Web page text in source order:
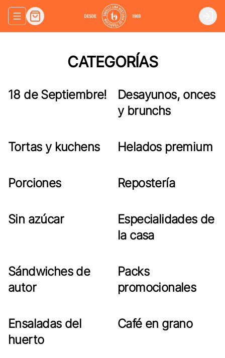
Abrir menu de navegación Login
CATEGORÍAS
18 de Septiembre!
Desayunos, onces
y brunchs
Tortas y kuchens Helados premium
Porciones Repostería
Sin azúcar
Especialidades de
la casa
Sándwiches de
autor
Packs
promocionales
Ensaladas del
huerto
Café en grano